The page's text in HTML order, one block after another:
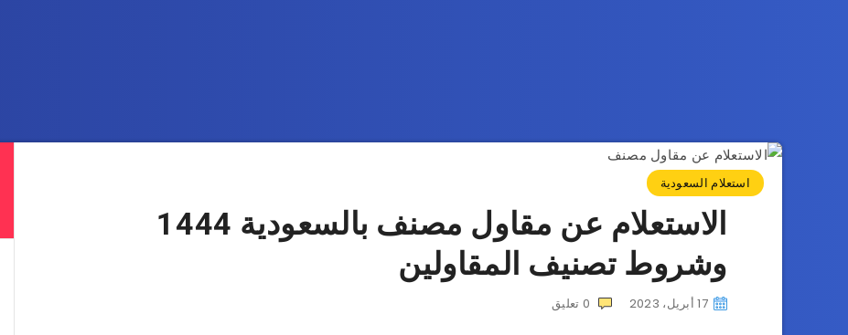
استعلام السعودية
الاستعلام عن مقاول مصنف بالسعودية 1444
وشروط تصنيف المقاولين
17 أبريل، 2023 0 تعليق